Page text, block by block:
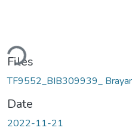
Files
TF9552_BIB309939_
Date
2022-11-21